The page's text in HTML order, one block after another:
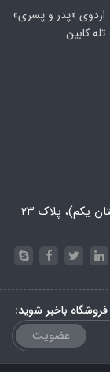
اردوی «پدر و پسری»
تله کابین
یکم)، پلاک ۲۳
باخبر شوید:
عضویت